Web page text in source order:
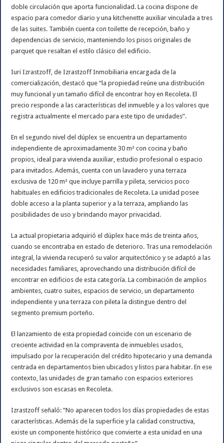
doble circulación que aporta funcionalidad. La cocina dispone de
espacio para comedor diario y una kitchenette auxiliar vinculada a tres
de las suites. También cuenta con toilette de recepción, baño y
dependencias de servicio, manteniendo los pisos originales de
parquet que resaltan el estilo clásico del edificio.
Iuri Izrastzoff, de Izrastzoff Inmobiliaria encargada de la
comercialización, destacó que “la propiedad reúne una distribución
muy funcional y un tamaño difícil de encontrar hoy en Recoleta. El
precio responde a las características del inmueble y a los valores que
registra actualmente el mercado para este tipo de unidades”.
En el segundo nivel del dúplex se encuentra un departamento
independiente de aproximadamente 30 m² con cocina y baño
propios, ideal para vivienda auxiliar, estudio profesional o espacio
para invitados. Además, cuenta con un lavadero y una terraza
exclusiva de 120 m² que incluye parrilla y pileta, servicios poco
habituales en edificios tradicionales de Recoleta. La unidad posee
doble acceso a la planta superior y a la terraza, ampliando las
posibilidades de uso y brindando mayor privacidad.
La actual propietaria adquirió el dúplex hace más de treinta años,
cuando se encontraba en estado de deterioro. Tras una remodelación
integral, la vivienda recuperó su valor arquitectónico y se adaptó a las
necesidades familiares, aprovechando una distribución difícil de
encontrar en edificios de esta categoría. La combinación de amplios
ambientes, cuatro suites, espacios de servicio, un departamento
independiente y una terraza con pileta la distingue dentro del
segmento premium porteño.
El lanzamiento de esta propiedad coincide con un escenario de
creciente actividad en la compraventa de inmuebles usados,
impulsado por la recuperación del crédito hipotecario y una demanda
centrada en departamentos bien ubicados y listos para habitar. En ese
contexto, las unidades de gran tamaño con espacios exteriores
exclusivos son escasas en Recoleta.
Izrastzoff señaló: “No aparecen todos los días propiedades de estas
características. Además de la superficie y la calidad constructiva,
existe un componente histórico que convierte a esta unidad en una